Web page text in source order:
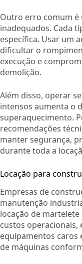
Outro erro comum é
inadequados. Cada
específica. Usar um
dificultar o
execução e
demolição.
Além disso, operar
intensos aumenta o
superaquecimento.
recomendações
manter segurança,
durante toda a
Locação para
Empresas de
manutenção
locação de
custos operacionais,
equipamentos caros
de máquinas